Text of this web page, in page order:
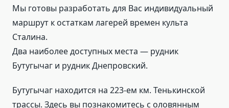
Мы готовы разработать для Вас индивидуальный
маршрут к остаткам лагерей времен культа
Сталина.
Два наиболее доступных места — рудник
Бутугычаг и рудник Днепровский.
Бутугычаг находится на 223-ем км. Тенькинской
трассы. Здесь вы познакомитесь с оловянным